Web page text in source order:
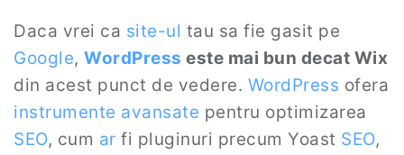
Daca vrei ca site-ul tau sa fie gasit pe
Google, WordPress este mai bun decat Wix
din acest punct de vedere. WordPress ofera
instrumente avansate pentru optimizarea
SEO, cum ar fi pluginuri precum Yoast SEO,